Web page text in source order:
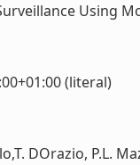
Using
(literal)
DOrazio, P.L.